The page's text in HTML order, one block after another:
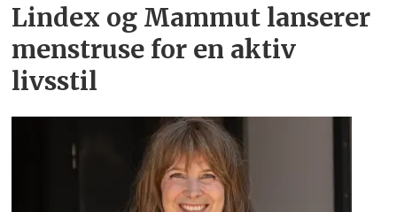
Lindex og Mammut lanserer
menstruse for en aktiv
livsstil